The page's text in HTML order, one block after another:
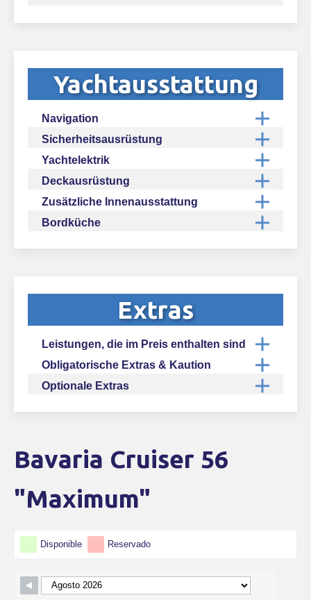
Yachtausstattung
Navigation
Sicherheitsausrüstung
Yachtelektrik
Deckausrüstung
Zusätzliche Innenausstattung
Bordküche
Extras
Leistungen, die im Preis enthalten sind
Obligatorische Extras & Kaution
Optionale Extras
#!trpst#trp-gettext data-
trpgettextoriginal=1631#!trpen#Skip Booking
Form#!trpst#/trp-gettext#!trpen#
Bavaria Cruiser 56
"Maximum"
Disponible Reservado